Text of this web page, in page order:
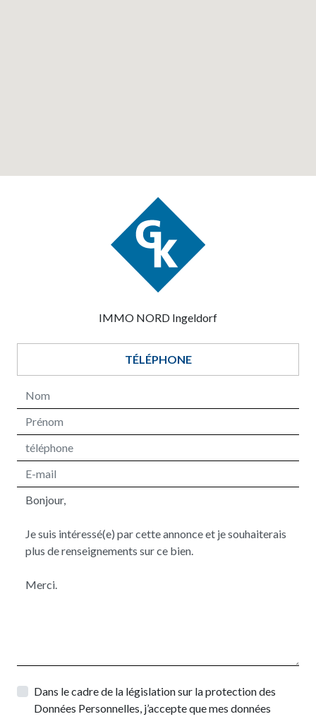
IMMO NORD Ingeldorf
TÉLÉPHONE
Dans le cadre de la législation sur la protection des
Données Personnelles, j’accepte que mes données